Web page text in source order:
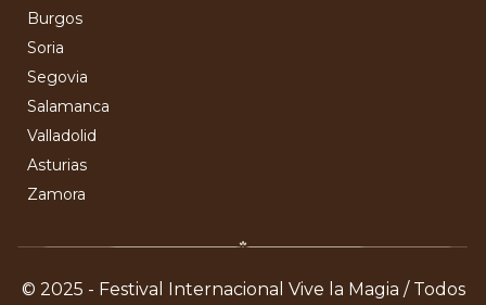
Burgos
Soria
Segovia
Salamanca
Valladolid
Asturias
Zamora
© 2025 - Festival Internacional Vive la Magia / Todos